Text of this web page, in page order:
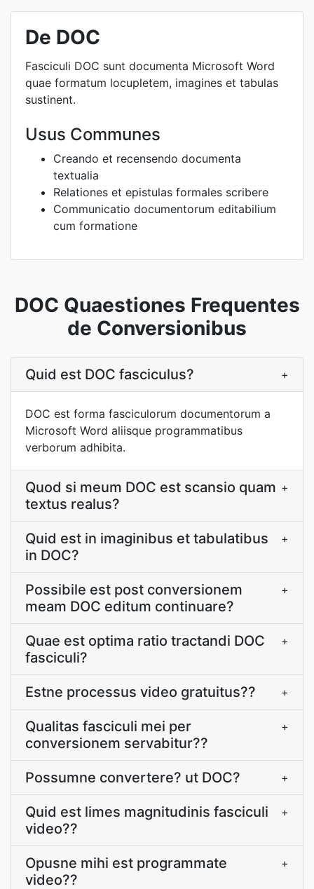
De DOC
Fasciculi DOC sunt documenta Microsoft Word
quae formatum locupletem, imagines et tabulas
sustinent.
Usus Communes
Creando et recensendo documenta
textualia
Relationes et epistulas formales scribere
Communicatio documentorum editabilium
cum formatione
DOC Quaestiones Frequentes
de Conversionibus
Quid est DOC fasciculus? +
DOC est forma fasciculorum documentorum a
Microsoft Word aliisque programmatibus
verborum adhibita.
Quod si meum DOC est scansio quam
textus realus?
+
Quid est in imaginibus et tabulatibus
in DOC?
+
Possibile est post conversionem
meam DOC editum continuare?
+
Quae est optima ratio tractandi DOC
fasciculi?
+
Estne processus video gratuitus?? +
Qualitas fasciculi mei per
conversionem servabitur??
+
Possumne convertere? ut DOC? +
Quid est limes magnitudinis fasciculi
video??
+
Opusne mihi est programmate
video??
+